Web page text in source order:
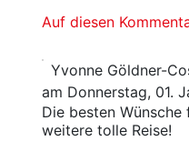
Auf diesen
Yvonne Göldner-
am Donnerstag, 01.
Die besten
weitere tolle Reise!